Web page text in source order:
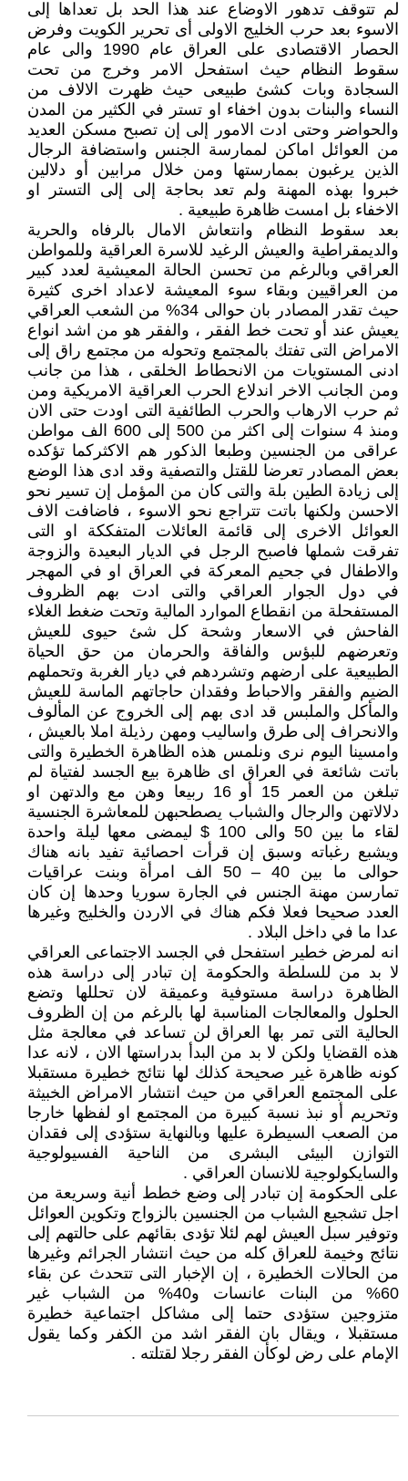
لم تتوقف تدهور الاوضاع عند هذا الحد بل تعداها إلى
الاسوء بعد حرب الخليج الاولى أى تحرير الكويت وفرض
الحصار الاقتصادى على العراق عام 1990 والى عام
سقوط النظام حيث استفحل الامر وخرج من تحت
السجادة وبات كشئ طبيعى حيث ظهرت الالاف من
النساء والبنات بدون اخفاء او تستر في الكثير من المدن
والحواضر وحتى ادت الامور إلى إن تصبح مسكن العديد
من العوائل اماكن لممارسة الجنس واستضافة الرجال
الذين يرغبون بممارستها ومن خلال مرابين أو دلالين
خبروا بهذه المهنة ولم تعد بحاجة إلى إلى التستر او
الاخفاء بل امست ظاهرة طبيعية .
بعد سقوط النظام وانتعاش الامال بالرفاه والحرية
والديمقراطية والعيش الرغيد للاسرة العراقية وللمواطن
العراقي وبالرغم من تحسن الحالة المعيشية لعدد كبير
من العراقيين وبقاء سوء المعيشة لاعداد اخرى كثيرة
حيث تقدر المصادر بان حوالى 34% من الشعب العراقي
يعيش عند أو تحت خط الفقر ، والفقر هو من اشد انواع
الامراض التى تفتك بالمجتمع وتحوله من مجتمع راق إلى
ادنى المستويات من الانحطاط الخلقى ، هذا من جانب
ومن الجانب الاخر اندلاع الحرب العراقية الامريكية ومن
ثم حرب الارهاب والحرب الطائفية التى اودت حتى الان
ومنذ 4 سنوات إلى اكثر من 500 إلى 600 الف مواطن
عراقى من الجنسين وطبعا الذكور هم الاكثركما تؤكده
بعض المصادر تعرضا للقتل والتصفية وقد ادى هذا الوضع
إلى زيادة الطين بلة والتى كان من المؤمل إن تسير نحو
الاحسن ولكنها باتت تتراجع نحو الاسوء ، فاضافت الاف
العوائل الاخرى إلى قائمة العائلات المتفككة او التى
تفرقت شملها فاصبح الرجل في الديار البعيدة والزوجة
والاطفال في جحيم المعركة في العراق او في المهجر
في دول الجوار العراقي والتى ادت بهم الظروف
المستفحلة من انقطاع الموارد المالية وتحت ضغط الغلاء
الفاحش في الاسعار وشحة كل شئ حيوى للعيش
وتعرضهم للبؤس والفاقة والحرمان من حق الحياة
الطبيعية على ارضهم وتشردهم في ديار الغربة وتحملهم
الضيم والفقر والاحباط وفقدان حاجاتهم الماسة للعيش
والمأكل والملبس قد ادى بهم إلى الخروج عن المألوف
والانحراف إلى طرق واساليب ومهن رذيلة املا بالعيش ،
وامسينا اليوم نرى ونلمس هذه الظاهرة الخطيرة والتى
باتت شائعة في العراق اى ظاهرة بيع الجسد لفتياة لم
تبلغن من العمر 15 أو 16 ربيعا وهن مع والدتهن او
دلالاتهن والرجال والشباب يصطحبهن للمعاشرة الجنسية
لقاء ما بين 50 والى 100 $ ليمضى معها ليلة واحدة
ويشبع رغباته وسبق إن قرأت احصائية تفيد بانه هناك
حوالى ما بين 40 – 50 الف امرأة وبنت عراقيات
تمارسن مهنة الجنس في الجارة سوريا وحدها إن كان
العدد صحيحا فعلا فكم هناك في الاردن والخليج وغيرها
عدا ما في داخل البلاد .
انه لمرض خطير استفحل في الجسد الاجتماعى العراقي
لا بد من للسلطة والحكومة إن تبادر إلى دراسة هذه
الظاهرة دراسة مستوفية وعميقة لان تحللها وتضع
الحلول والمعالجات المناسبة لها بالرغم من إن الظروف
الحالية التى تمر بها العراق لن تساعد في معالجة مثل
هذه القضايا ولكن لا بد من البدأ بدراستها الان ، لانه عدا
كونه ظاهرة غير صحيحة كذلك لها نتائج خطيرة مستقبلا
على المجتمع العراقي من حيث انتشار الامراض الخبيثة
وتحريم أو نبذ نسبة كبيرة من المجتمع او لفظها خارجا
من الصعب السيطرة عليها وبالنهاية ستؤدى إلى فقدان
التوازن البيئى البشرى من الناحية الفسيولوجية
والسايكولوجية للانسان العراقي .
على الحكومة إن تبادر إلى وضع خطط أنية وسريعة من
اجل تشجيع الشباب من الجنسين بالزواج وتكوين العوائل
وتوفير سبل العيش لهم لئلا تؤدى بقائهم على حالتهم إلى
نتائج وخيمة للعراق كله من حيث انتشار الجرائم وغيرها
من الحالات الخطيرة ، إن الإخبار التى تتحدث عن بقاء
60% من البنات عانسات و40% من الشباب غير
متزوجين ستؤدى حتما إلى مشاكل اجتماعية خطيرة
مستقبلا ، ويقال بان الفقر اشد من الكفر وكما يقول
الإمام على رض لوكأن الفقر رجلا لقتلته .